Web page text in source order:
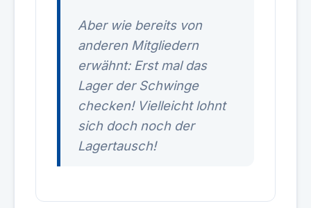
Aber wie bereits von
anderen Mitgliedern
erwähnt: Erst mal das
Lager der Schwinge
checken! Vielleicht lohnt
sich doch noch der
Lagertausch!